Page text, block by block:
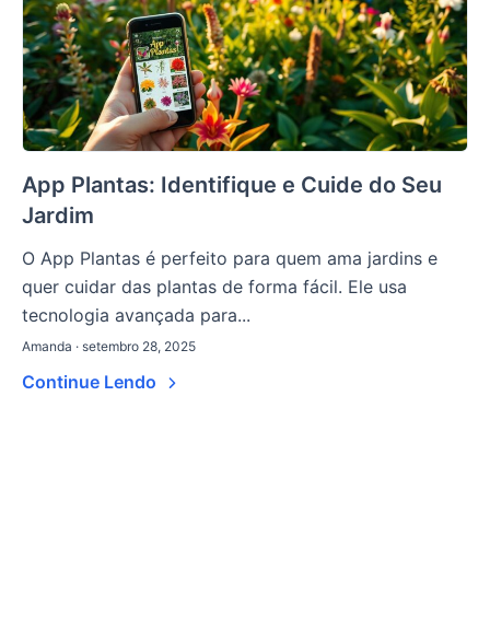
App Plantas: Identifique e Cuide do Seu
Jardim
O App Plantas é perfeito para quem ama jardins e
quer cuidar das plantas de forma fácil. Ele usa
tecnologia avançada para...
Amanda · setembro 28, 2025
Continue Lendo